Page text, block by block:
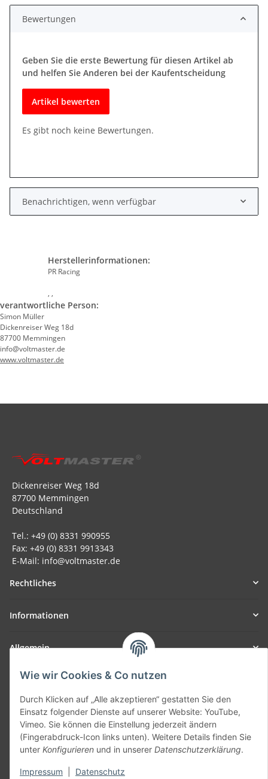
Wie wir Cookies & Co nutzen
Durch Klicken auf „Alle akzeptieren“ gestatten Sie den
Einsatz folgender Dienste auf unserer Website: YouTube,
Vimeo. Sie können die Einstellung jederzeit ändern
(Fingerabdruck-Icon links unten). Weitere Details finden Sie
unter Konfigurieren und in unserer Datenschutzerklärung.
Impressum Datenschutz
Bewertungen
Geben Sie die erste Bewertung für diesen Artikel ab
und helfen Sie Anderen bei der Kaufentscheidung
Artikel bewerten
Es gibt noch keine Bewertungen.
Benachrichtigen, wenn verfügbar
Herstellerinformationen:
PR Racing
, ,
verantwortliche Person:
Simon Müller
Dickenreiser Weg 18d
87700 Memmingen
info@voltmaster.de
www.voltmaster.de
Dickenreiser Weg 18d
87700 Memmingen
Deutschland
Tel.: +49 (0) 8331 990955
Fax: +49 (0) 8331 9913343
E-Mail: info@voltmaster.de
Rechtliches
Informationen
Allgemein
Teil unseres Netzwerks:
Vertrag widerrufen